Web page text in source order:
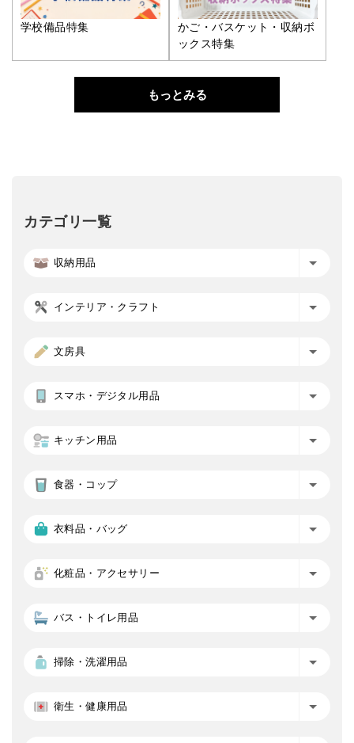
学校備品特集
かご・バスケット・収納ボ
ックス特集
もっとみる
カテゴリ一覧
収納用品
インテリア・クラフト
文房具
スマホ・デジタル用品
キッチン用品
食器・コップ
衣料品・バッグ
化粧品・アクセサリー
バス・トイレ用品
掃除・洗濯用品
衛生・健康用品